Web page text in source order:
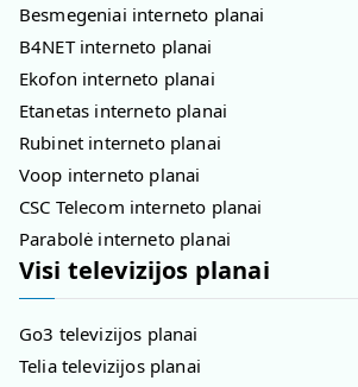
Besmegeniai interneto planai
B4NET interneto planai
Ekofon interneto planai
Etanetas interneto planai
Rubinet interneto planai
Voop interneto planai
CSC Telecom interneto planai
Parabolė interneto planai
Visi televizijos planai
Go3 televizijos planai
Telia televizijos planai